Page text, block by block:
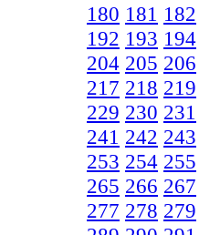
180 181 182
192 193 194
204 205 206
217 218 219
229 230 231
241 242 243
253 254 255
265 266 267
277 278 279